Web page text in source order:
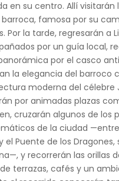
en su centro. Allí visitarán
barroca, famosa por su
Por la tarde, regresarán a
por un guía local,
por el casco
la elegancia del barroco
moderna del célebre
por animadas plazas
cruzarán algunos de los
de la ciudad —entre
el Puente de los
y recorrerán las orillas
terrazas, cafés y un